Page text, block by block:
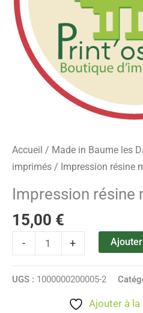
Accueil / Made in Baume les
imprimés / Impression résine
Impression résine
15,00 €
- +
UGS : 1000000200005-2
Ajouter à la